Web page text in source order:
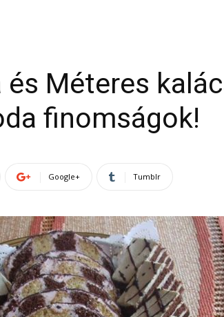
Méteres
finomságok!
Google+ Tumblr